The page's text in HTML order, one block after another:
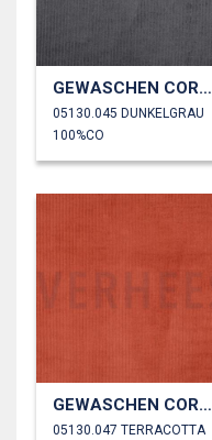
GEWASCHEN CORD 4.5W
05130.045 DUNKELGRAU
100%CO
GEWASCHEN CORD 4.5W
05130.047 TERRACOTTA